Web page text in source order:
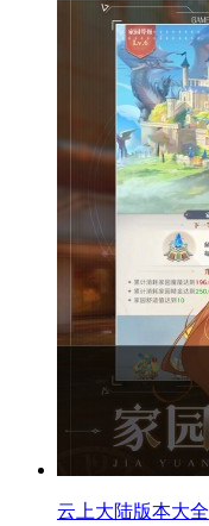
云上大陆版本大全